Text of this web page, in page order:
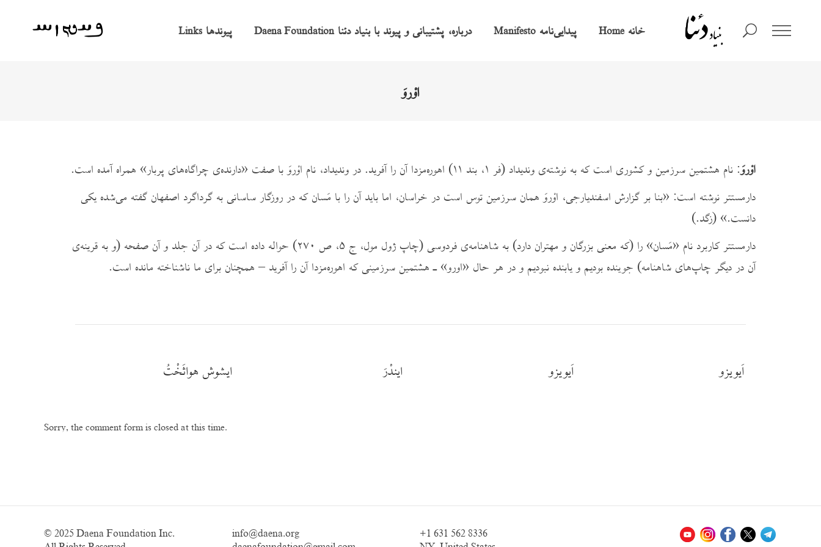
خانهHome پیدایی‌نامه Manifesto درباره، پشتیبانی و پیوند با بنیاد دئنا Daena Foundation پیوندها Links
اوْروَ
اوْروَ : نام هشتمین سرزمین و کشوری است که به نوشته‌ی وندیداد (فر ۱، بند ۱۱) اهوره‌‌‌‌‌مزدا آن را آفرید. در وندیداد، نام اوْروَ با صفت «دارنده‌ی چراگاه‌های پربار» همراه آمده است.
دارمستتر نوشته است: «بنا بر گزارش اسفندیارجی، اوْروَ همان سرزمین توس است در خراسان، اما باید آن را با مَسان که در روزگار ساسانی به گرداگرد اصفهان گفته می‌‌‌‌‌شده یکی
دانست.» (زگد.)
دارمستتر کاربرد نام «مَسان» را (که معنی بزرگان و مهتران دارد) به شاهنامه‌ی فردوسی (چاپ ژول مول، ج ۵، ص ۲۷۰) حواله داده است که در آن جلد و آن صفحه (و به قرینه‌ی
آن در دیگر چاپ‌های شاهنامه) جوینده بودیم و یابنده نبودیم و در هر حال «اورو» ـ هشتمین سرزمینی که اهوره‌‌‌‌‌مزدا آن را آفرید – همچنان برای ما ناشناخته مانده است.
اَیویزو اَیویزو ایندْرَ ایشوش هواثَخْتُ
Sorry, the comment form is closed at this time.
© 2025 Daena Foundation Inc.
info@daena.org
+1 631 562 8336